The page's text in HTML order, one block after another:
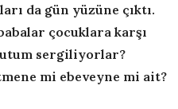
da gün yüzüne çıktı.
çocuklara karşı
sergiliyorlar?
mi ebeveyne mi ait?